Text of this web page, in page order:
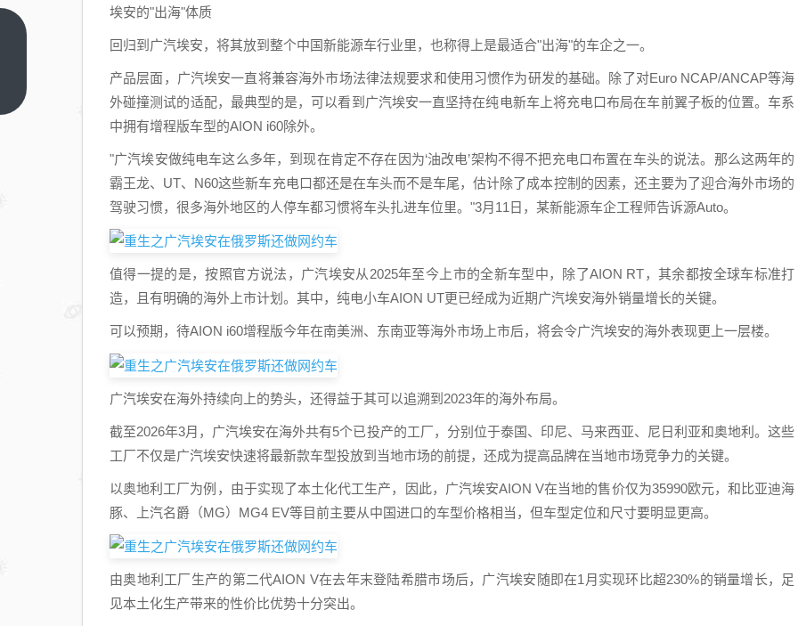
埃安的"出海"体质
回归到广汽埃安，将其放到整个中国新能源车行业里，也称得上是最适合"出海"的车企之一。
产品层面，广汽埃安一直将兼容海外市场法律法规要求和使用习惯作为研发的基础。除了对Euro NCAP/ANCAP等海
外碰撞测试的适配，最典型的是，可以看到广汽埃安一直坚持在纯电新车上将充电口布局在车前翼子板的位置。车系
中拥有增程版车型的AION i60除外。
"广汽埃安做纯电车这么多年，到现在肯定不存在因为‘油改电’架构不得不把充电口布置在车头的说法。那么这两年的
霸王龙、UT、N60这些新车充电口都还是在车头而不是车尾，估计除了成本控制的因素，还主要为了迎合海外市场的
驾驶习惯，很多海外地区的人停车都习惯将车头扎进车位里。"3月11日，某新能源车企工程师告诉源Auto。
值得一提的是，按照官方说法，广汽埃安从2025年至今上市的全新车型中，除了AION RT，其余都按全球车标准打
造，且有明确的海外上市计划。其中，纯电小车AION UT更已经成为近期广汽埃安海外销量增长的关键。
可以预期，待AION i60增程版今年在南美洲、东南亚等海外市场上市后，将会令广汽埃安的海外表现更上一层楼。
广汽埃安在海外持续向上的势头，还得益于其可以追溯到2023年的海外布局。
截至2026年3月，广汽埃安在海外共有5个已投产的工厂，分别位于泰国、印尼、马来西亚、尼日利亚和奥地利。这些
工厂不仅是广汽埃安快速将最新款车型投放到当地市场的前提，还成为提高品牌在当地市场竞争力的关键。
以奥地利工厂为例，由于实现了本土化代工生产，因此，广汽埃安AION V在当地的售价仅为35990欧元，和比亚迪海
豚、上汽名爵（MG）MG4 EV等目前主要从中国进口的车型价格相当，但车型定位和尺寸要明显更高。
由奥地利工厂生产的第二代AION V在去年末登陆希腊市场后，广汽埃安随即在1月实现环比超230%的销量增长，足
见本土化生产带来的性价比优势十分突出。